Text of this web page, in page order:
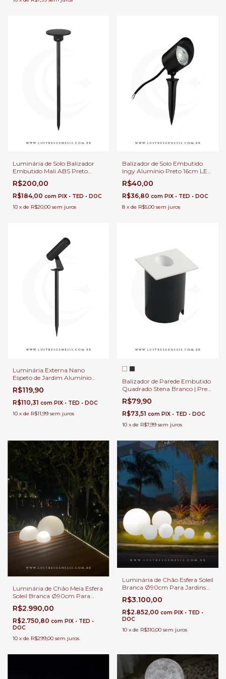
Luminária de Solo Balizador
Embutido Mali ABS Preto
7,38m LED Integrado 12W
1200Lm Para Paisagem e
Jardim
R$200,00
R$184,00 com PIX • TED • DOC
10 x de R$20,00 sem juros
Balizador de Solo Embutido
Ingy Alumínio Preto 16cm LED
Integrado 5w 80Lm Bivolt
Para Jardim, Fachada e
Passagem
R$40,00
R$36,80 com PIX • TED • DOC
8 x de R$5,00 sem juros
Luminária Externa Nano
Espeto de Jardim Alumínio
Preto LED Branco Quente 2w
Para Quintal e Fachada
R$119,90
R$110,31 com PIX • TED • DOC
10 x de R$11,99 sem juros
Balizador de Parede Embutido
Quadrado Stena Branco | Preto
LED 2w 3000K Para Escada,
Muro, Garagem e Corredor
R$79,90
R$73,51 com PIX • TED • DOC
10 x de R$7,99 sem juros
Luminária de Chão Meia Esfera
Soleil Branca Ø90cm Para
Áreas Internas e Externas.
R$2.990,00
R$2.750,80 com PIX • TED •
DOC
10 x de R$299,00 sem juros
Luminária de Chão Esfera Soleil
Branca Ø90cm Para Jardins
Externos, Jardim de Inverno e
Áreas Internas.
R$3.100,00
R$2.852,00 com PIX • TED •
DOC
10 x de R$310,00 sem juros